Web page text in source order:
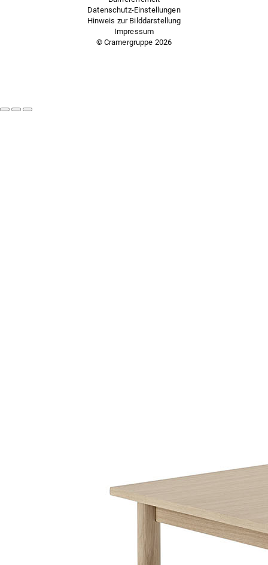
Datenschutz-Einstellungen
Hinweis zur Bilddarstellung
Impressum
© Cramergruppe 2026